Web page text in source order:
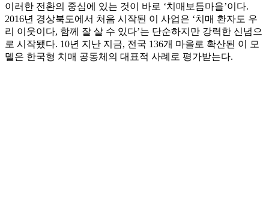
이러한 전환의 중심에 있는 것이 바로 ‘치매보듬마을’이다.
2016년 경상북도에서 처음 시작된 이 사업은 ‘치매 환자도 우
리 이웃이다, 함께 잘 살 수 있다’는 단순하지만 강력한 신념으
로 시작됐다. 10년 지난 지금, 전국 136개 마을로 확산된 이 모
델은 한국형 치매 공동체의 대표적 사례로 평가받는다.